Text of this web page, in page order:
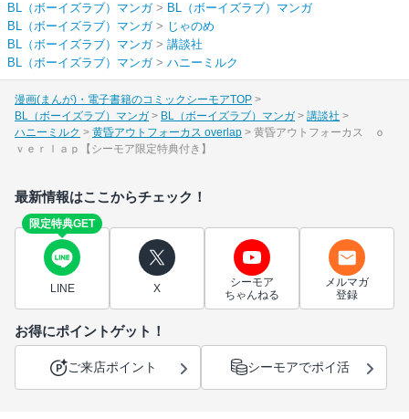
BL（ボーイズラブ）マンガ> BL（ボーイズラブ）マンガ
BL（ボーイズラブ）マンガ> じゃのめ
BL（ボーイズラブ）マンガ> 講談社
BL（ボーイズラブ）マンガ> ハニーミルク
漫画(まんが)・電子書籍のコミックシーモアTOP
BL（ボーイズラブ）マンガ
BL（ボーイズラブ）マンガ
講談社
ハニーミルク
黄昏アウトフォーカス overlap
黄昏アウトフォーカス ｏ
ｖｅｒｌａｐ【シーモア限定特典付き】
最新情報はここからチェック！
限定特典GET
LINE X
シーモア
ちゃんねる
メルマガ
登録
お得にポイントゲット！
ご来店ポイント シーモアでポイ活